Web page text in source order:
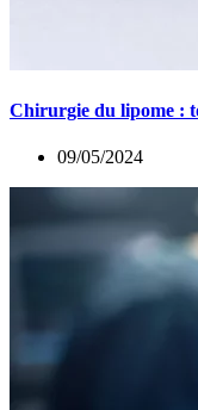
Chirurgie du lipome :
09/05/2024